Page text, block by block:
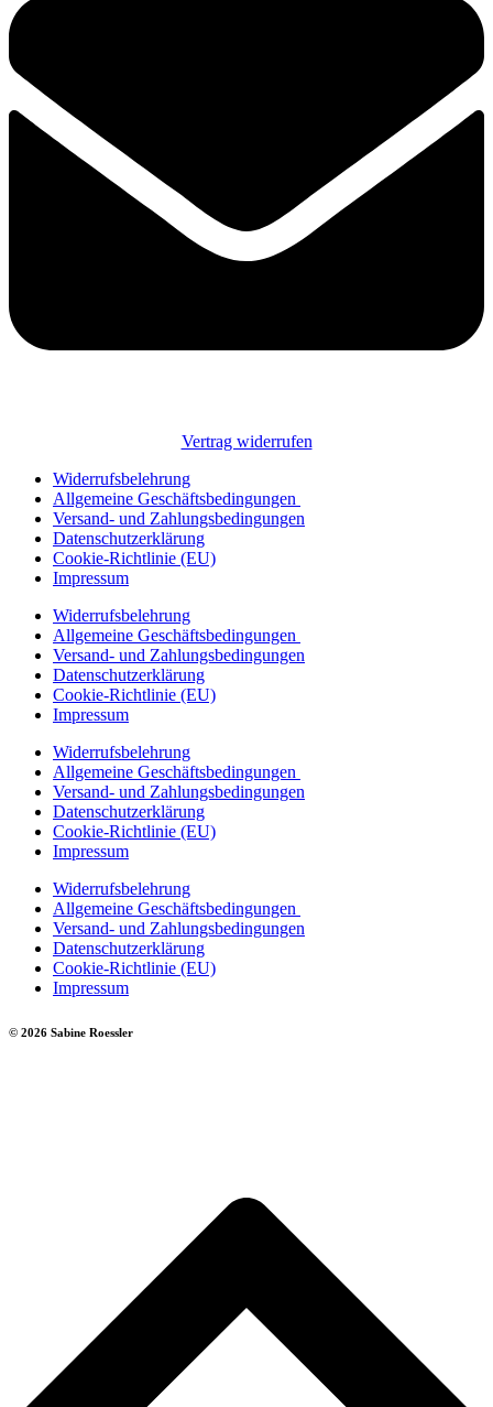
Vertrag widerrufen
Widerrufsbelehrung
Allgemeine Geschäftsbedingungen
Versand- und Zahlungsbedingungen
Datenschutzerklärung
Cookie-Richtlinie (EU)
Impressum
Widerrufsbelehrung
Allgemeine Geschäftsbedingungen
Versand- und Zahlungsbedingungen
Datenschutzerklärung
Cookie-Richtlinie (EU)
Impressum
Widerrufsbelehrung
Allgemeine Geschäftsbedingungen
Versand- und Zahlungsbedingungen
Datenschutzerklärung
Cookie-Richtlinie (EU)
Impressum
Widerrufsbelehrung
Allgemeine Geschäftsbedingungen
Versand- und Zahlungsbedingungen
Datenschutzerklärung
Cookie-Richtlinie (EU)
Impressum
© 2026 Sabine Roessler